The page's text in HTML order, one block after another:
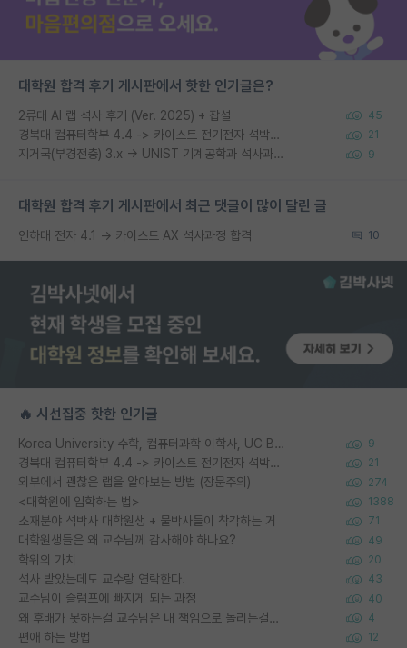
대학원 합격 후기 게시판에서 핫한 인기글은?
2류대 AI 랩 석사 후기 (Ver. 2025) + 잡설 45
경북대 컴퓨터학부 4.4 -> 카이스트 전기전자 석박사통합과정 합격 21
지거국(부경전충) 3.x -> UNIST 기계공학과 석사과정 합격 9
대학원 합격 후기 게시판에서 최근 댓글이 많이 달린 글
인하대 전자 4.1 → 카이스트 AX 석사과정 합격 10
🔥 시선집중 핫한 인기글
Korea University 수학, 컴퓨터과학 이학사, UC Berkeley 산업공학 대학원 공학박사가 되는 것은 쉽지 않겠죠? 9
경북대 컴퓨터학부 4.4 -> 카이스트 전기전자 석박사통합과정 합격 21
외부에서 괜찮은 랩을 알아보는 방법 (장문주의) 274
<대학원에 입학하는 법> 1388
소재분야 석박사 대학원생 + 물박사들이 착각하는 거 71
대학원생들은 왜 교수님께 감사해야 하나요? 49
학위의 가치 20
석사 받았는데도 교수랑 연락한다. 43
교수님이 슬럼프에 빠지게 되는 과정 40
왜 후배가 못하는걸 교수님은 내 책임으로 돌리는걸까요? 4
편애 하는 방법 12